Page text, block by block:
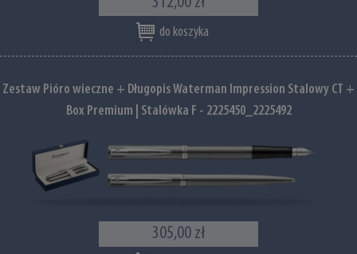
do koszyka
Zestaw Pióro wieczne + Długopis Waterman Impression Stalowy CT +
Box Premium | Stalówka F - 2225450_2225492
305,00 zł